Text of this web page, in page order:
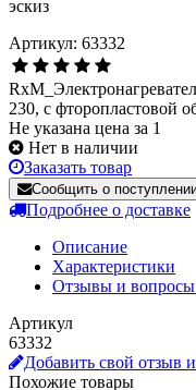
Артикул: 63332
230, с фторопластовой
Не указана цена за 1
Нет в наличии
Заказать товар
Сообщить о
Подробнее о доставке
Описание
Характеристики
Отзывы и вопросы
Артикул
63332
Добавить свой отзыв
Похожие товары